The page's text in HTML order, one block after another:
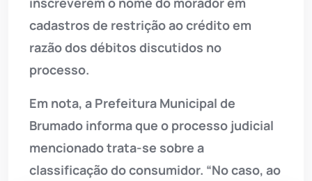
cadastros de restrição ao crédito em
razão dos débitos discutidos no
processo.
Em nota, a Prefeitura Municipal de
Brumado informa que o processo judicial
mencionado trata-se sobre a
classificação do consumidor. “No caso, ao